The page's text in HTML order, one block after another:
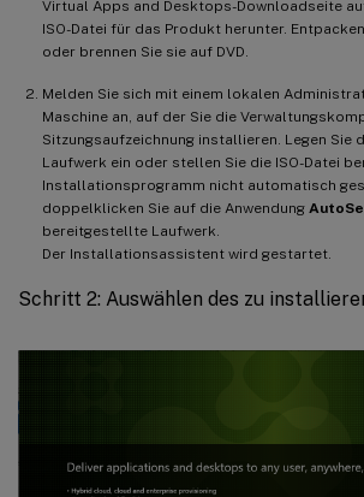
Virtual Apps and Desktops-Downloadseite
ISO-Datei für das Produkt herunter.
oder brennen Sie sie auf DVD.
Melden Sie sich mit einem lokalen
Maschine an, auf der Sie die
Sitzungsaufzeichnung installieren. Legen Sie
Laufwerk ein oder stellen Sie die ISO-Datei
Installationsprogramm nicht automatisch
doppelklicken Sie auf die Anwendung
bereitgestellte Laufwerk.
Der Installationsassistent wird gestartet.
Schritt 2: Auswählen des zu